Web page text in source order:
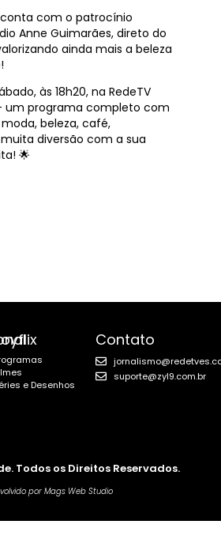
com o patrocínio
Anne Guimarães, direto do
ainda mais a beleza
às 18h20, na RedeTV
um programa completo com
beleza, café,
diversão com a sua
🌟
e Desenhos
Contato
suporte@zyl9.com.br
Todos os Direitos Reservados.
por Mags Web Studio